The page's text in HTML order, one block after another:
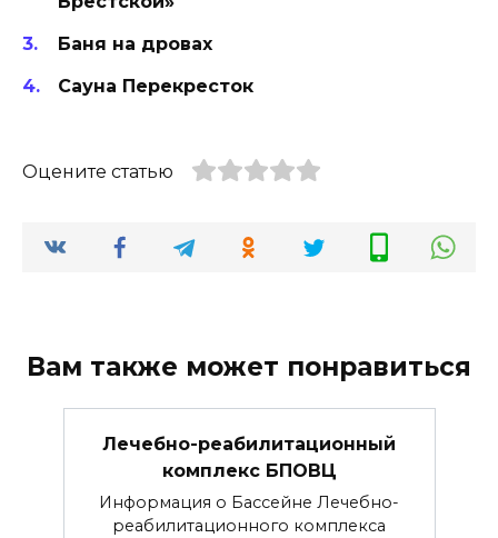
Баня на дровах
Сауна Перекресток
Оцените статью
Вам также может понравиться
Лечебно-реабилитационный
комплекс БПОВЦ
Информация о Бассейне Лечебно-
реабилитационного комплекса